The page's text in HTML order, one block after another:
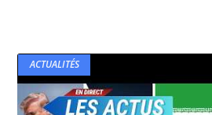
ACTUALITÉS